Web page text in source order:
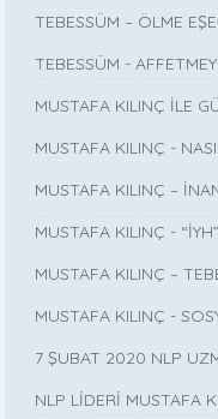
TEBESSÜM – ÖLME
TEBESSÜM -
MUSTAFA KILINÇ İLE
MUSTAFA KILINÇ -
MUSTAFA KILINÇ –
MUSTAFA KILINÇ -
MUSTAFA KILINÇ –
MUSTAFA KILINÇ -
7 ŞUBAT 2020 NLP
NLP LİDERİ MUSTAFA